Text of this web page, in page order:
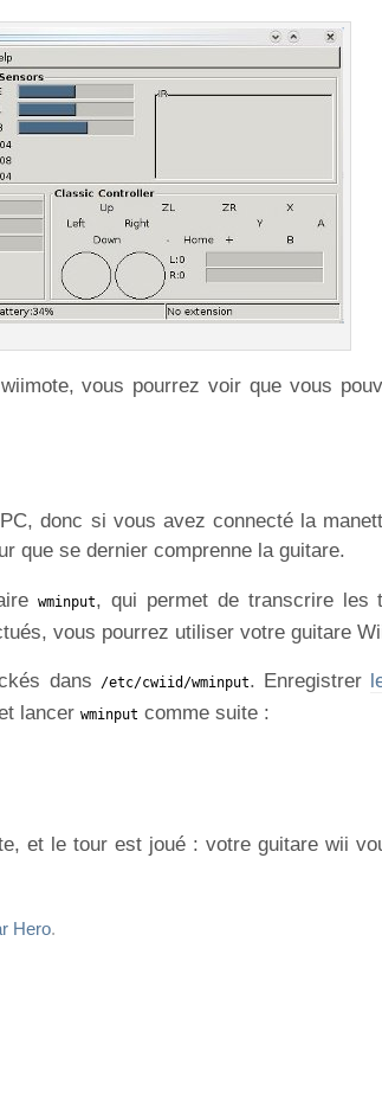
vous pourrez voir que vous
donc si vous avez connecté la
que se dernier comprenne la guitare.
wminput, qui permet de transcrire les
vous pourrez utiliser votre guitare
dans /etc/cwiid/wminput. Enregistrer
lancer wminput comme suite :
et le tour est joué : votre guitare wii
Hero.